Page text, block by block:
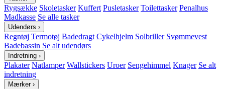
Rygsække Skoletasker Kuffert Pusletasker Toilettasker Penalhus
Madkasse Se alle tasker
Udendørs ›
Regntøj Termotøj Badedragt Cykelhjelm Solbriller Svømmevest
Badebassin Se alt udendørs
Indretning ›
Plakater Natlamper Wallstickers Uroer Sengehimmel Knager Se alt
indretning
Mærker ›